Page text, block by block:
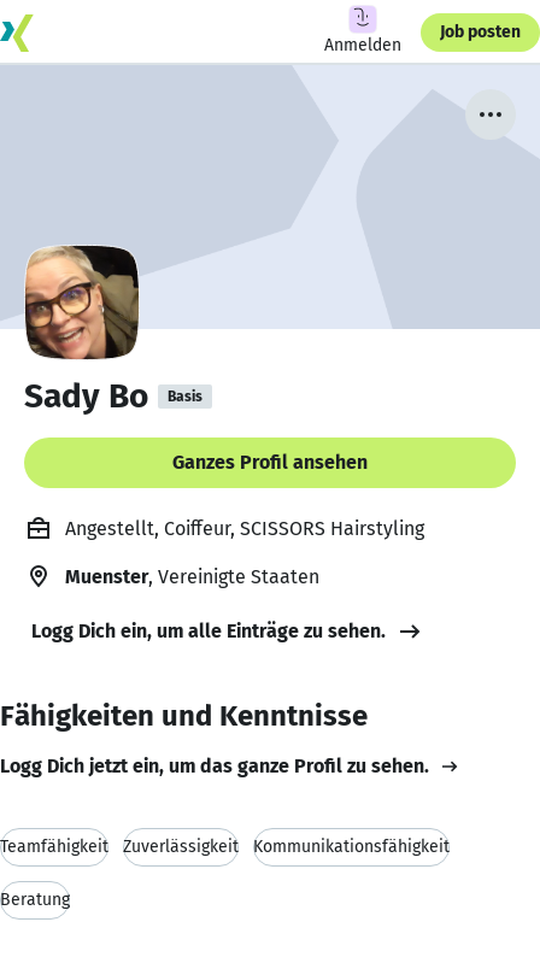
Anmelden
Job posten
Sady Bo Basis
Ganzes Profil ansehen
Angestellt, Coiffeur, SCISSORS Hairstyling
Muenster, Vereinigte Staaten
Logg Dich ein, um alle Einträge zu sehen.
Fähigkeiten und Kenntnisse
Logg Dich jetzt ein, um das ganze Profil zu sehen.
Teamfähigkeit Zuverlässigkeit Kommunikationsfähigkeit
Beratung